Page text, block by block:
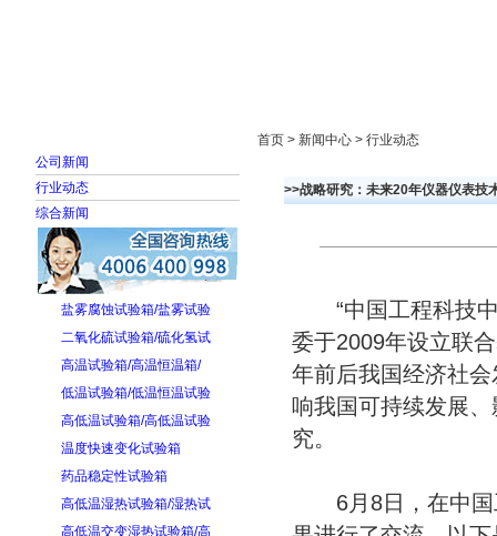
公司新闻
行业动态
综合新闻
盐雾腐蚀试验箱/盐雾试验
二氧化硫试验箱/硫化氢试
高温试验箱/高温恒温箱/
低温试验箱/低温恒温试验
高低温试验箱/高低温试验
温度快速变化试验箱
药品稳定性试验箱
高低温湿热试验箱/湿热试
高低温交变湿热试验箱/高
首页 > 新闻中心 > 行业动态
>>战略研究：未来20年仪器仪表技
“中国工程科技中
委于2009年设立联
年前后我国经济社
响我国可持续发展
究。
6月8日，在中国